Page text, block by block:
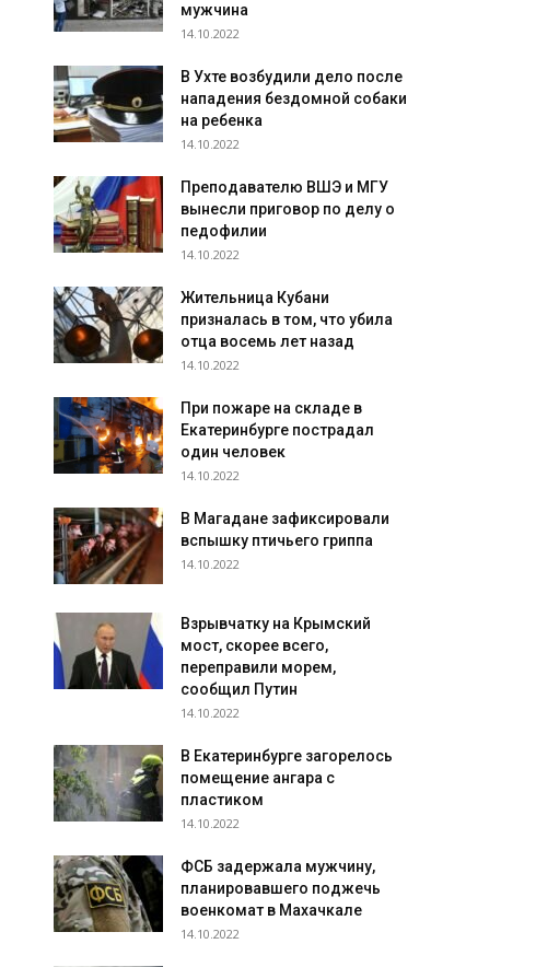
мужчина
14.10.2022
В Ухте возбудили дело после
нападения бездомной собаки
на ребенка
14.10.2022
Преподавателю ВШЭ и МГУ
вынесли приговор по делу о
педофилии
14.10.2022
Жительница Кубани
призналась в том, что убила
отца восемь лет назад
14.10.2022
При пожаре на складе в
Екатеринбурге пострадал
один человек
14.10.2022
В Магадане зафиксировали
вспышку птичьего гриппа
14.10.2022
Взрывчатку на Крымский
мост, скорее всего,
переправили морем,
сообщил Путин
14.10.2022
В Екатеринбурге загорелось
помещение ангара с
пластиком
14.10.2022
ФСБ задержала мужчину,
планировавшего поджечь
военкомат в Махачкале
14.10.2022